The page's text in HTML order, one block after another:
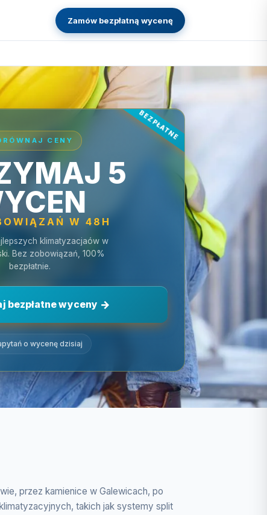
Zamów bezpłatną wycenę
CENY
5
W 48H
klimatyzacjaów w
Bez zobowiązań, 100%
bezpłatnie.
bezpłatne wyceny
o wycenę dzisiaj
przez kamienice w Galewicach, po
takich jak systemy split